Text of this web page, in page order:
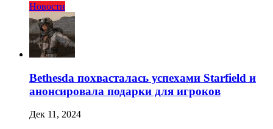
Новости
Bethesda похвасталась успехами Starfield и
анонсировала подарки для игроков
Дек 11, 2024